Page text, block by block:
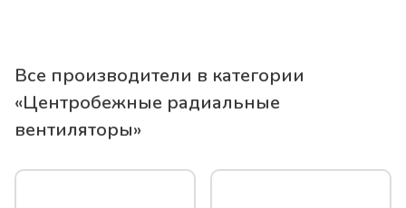
Все производители в категории
«Центробежные радиальные
вентиляторы»